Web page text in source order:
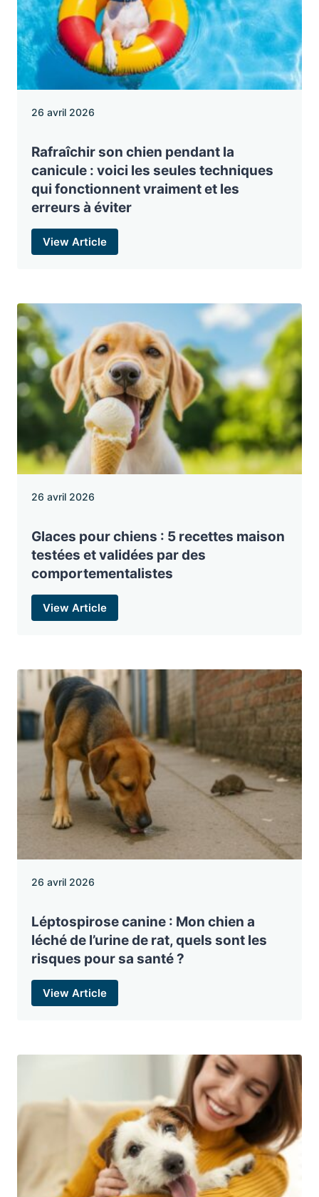
26 avril 2026
Rafraîchir son chien pendant la
canicule : voici les seules techniques
qui fonctionnent vraiment et les
erreurs à éviter
View Article
26 avril 2026
Glaces pour chiens : 5 recettes maison
testées et validées par des
comportementalistes
View Article
26 avril 2026
Léptospirose canine : Mon chien a
léché de l’urine de rat, quels sont les
risques pour sa santé ?
View Article